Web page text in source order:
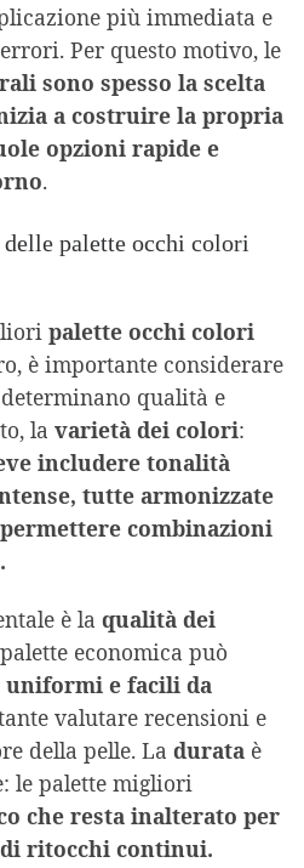
più immediata e
Per questo motivo, le
sono spesso la scelta
a costruire la propria
opzioni rapide e
.
palette occhi colori
palette occhi colori
è importante considerare
qualità e
la varietà dei colori:
includere tonalità
tutte armonizzate
combinazioni
è la qualità dei
economica può
e facili da
valutare recensioni e
della pelle. La durata è
le palette migliori
che resta inalterato per
di ritocchi continui.